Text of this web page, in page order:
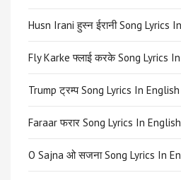
Husn Irani हुस्न ईरानी Song Lyrics
Fly Karke फ्लाई करके Song Lyrics
Trump ट्रम्प Song Lyrics In
Faraar फरार Song Lyrics In
O Sajna ओ सजना Song Lyrics In